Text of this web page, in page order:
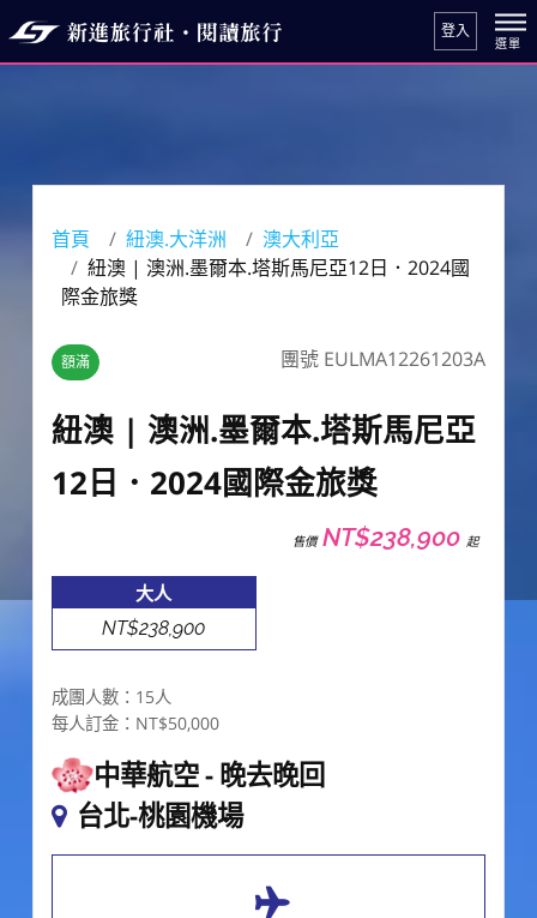
登入
首頁 紐澳.大洋洲
澳大利亞
紐澳 | 澳洲.墨爾本.塔斯馬尼亞12日．2024國
際金旅獎
額滿 團號 EULMA12261203A
紐澳 | 澳洲.墨爾本.塔斯馬尼亞
12日．2024國際金旅獎
售價NT$238,900 起
大人
NT$238,900
成團人數：15人
每人訂金：NT$50,000
中華航空 晚去晚回
台北-桃園機場